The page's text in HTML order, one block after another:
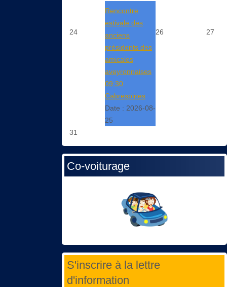
24
Rencontre
estivale des
anciens
présidents des
amicales
aveyronnaises
09:30
Cabrespines
Date : 2026-08-
25
26 27
31
Co-voiturage
S'inscrire à la lettre
d'information